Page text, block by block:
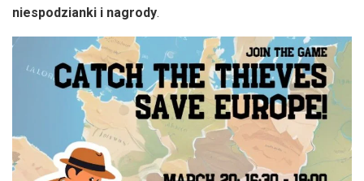
niespodzianki i nagrody.